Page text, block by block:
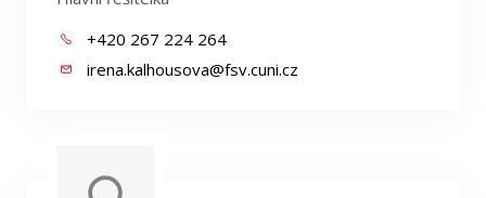
+420 267 224 264
irena.kalhousova@fsv.cuni.cz